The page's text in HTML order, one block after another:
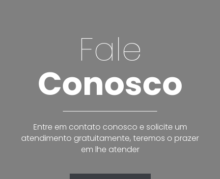
Fale
Conosco
Entre em contato conosco e solicite um
atendimento gratuitamente, teremos o prazer
em lhe atender